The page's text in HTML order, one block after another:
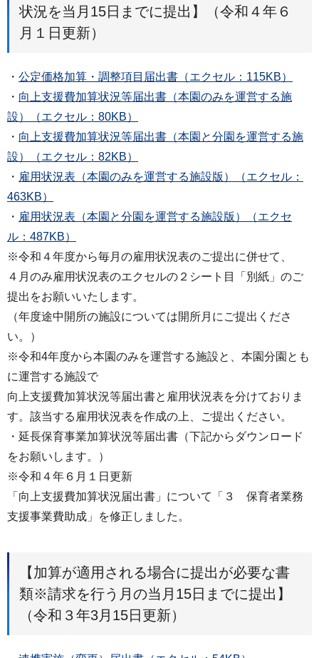
状況を当月15日までに提出】（令和４年６
月１日更新）
・ 公定価格加算・調整項目届出書（エクセル：115KB）
・ 向上支援費加算状況等届出書（本園のみを運営する施
設）（エクセル：80KB）
・ 向上支援費加算状況等届出書（本園と分園を運営する施
設）（エクセル：82KB）
・ 雇用状況表（本園のみを運営する施設版）（エクセル：
463KB）
・ 雇用状況表（本園と分園を運営する施設版）（エクセ
ル：487KB）
※令和４年度から毎月の雇用状況表のご提出に併せて、
４月のみ雇用状況表のエクセルの２シート目「別紙」のご
提出をお願いいたします。
（年度途中開所の施設については開所月にご提出くださ
い。）
※令和4年度から本園のみを運営する施設と、本園分園とも
に運営する施設で
向上支援費加算状況等届出書と雇用状況表を分けておりま
す。該当する雇用状況表を作成の上、ご提出ください。
・延長保育事業加算状況等届出書（下記からダウンロード
をお願いします。）
※令和４年６月１日更新
「向上支援費加算状況届出書」について「３ 保育者業務
支援事業費助成」を修正しました。
【加算が適用される場合に提出が必要な書
類※請求を行う月の当月15日までに提出】
（令和３年3月15日更新）